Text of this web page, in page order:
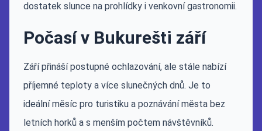
dostatek slunce na prohlídky i venkovní gastronomii.
Počasí v Bukurešti září
Září přináší postupné ochlazování, ale stále nabízí
příjemné teploty a více slunečných dnů. Je to
ideální měsíc pro turistiku a poznávání města bez
letních horků a s menším počtem návštěvníků.